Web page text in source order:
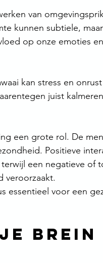
van
kunnen subtiele,
op onze emoties
kan stress en
juist
een grote rol. De
Positieve
een negatieve of
veroorzaakt.
essentieel voor een
je